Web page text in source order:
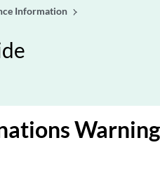
Information
Warning